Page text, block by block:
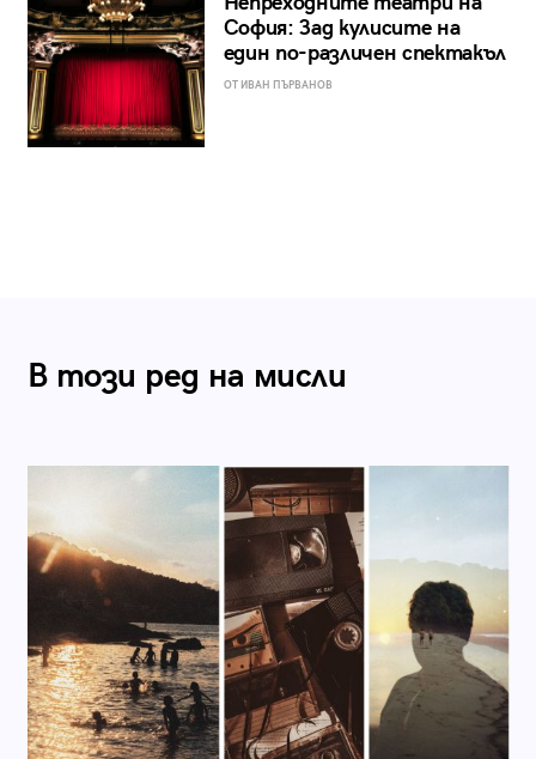
София: Зад кулисите на
един по-различен спектакъл
ОТ ИВАН ПЪРВАНОВ
В този ред на мисли